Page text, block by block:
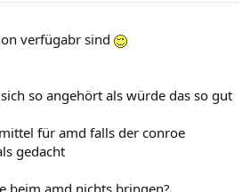
verfügabr sind
so angehört als würde das so gut
für amd falls der conroe
gedacht
beim amd nichts bringen?